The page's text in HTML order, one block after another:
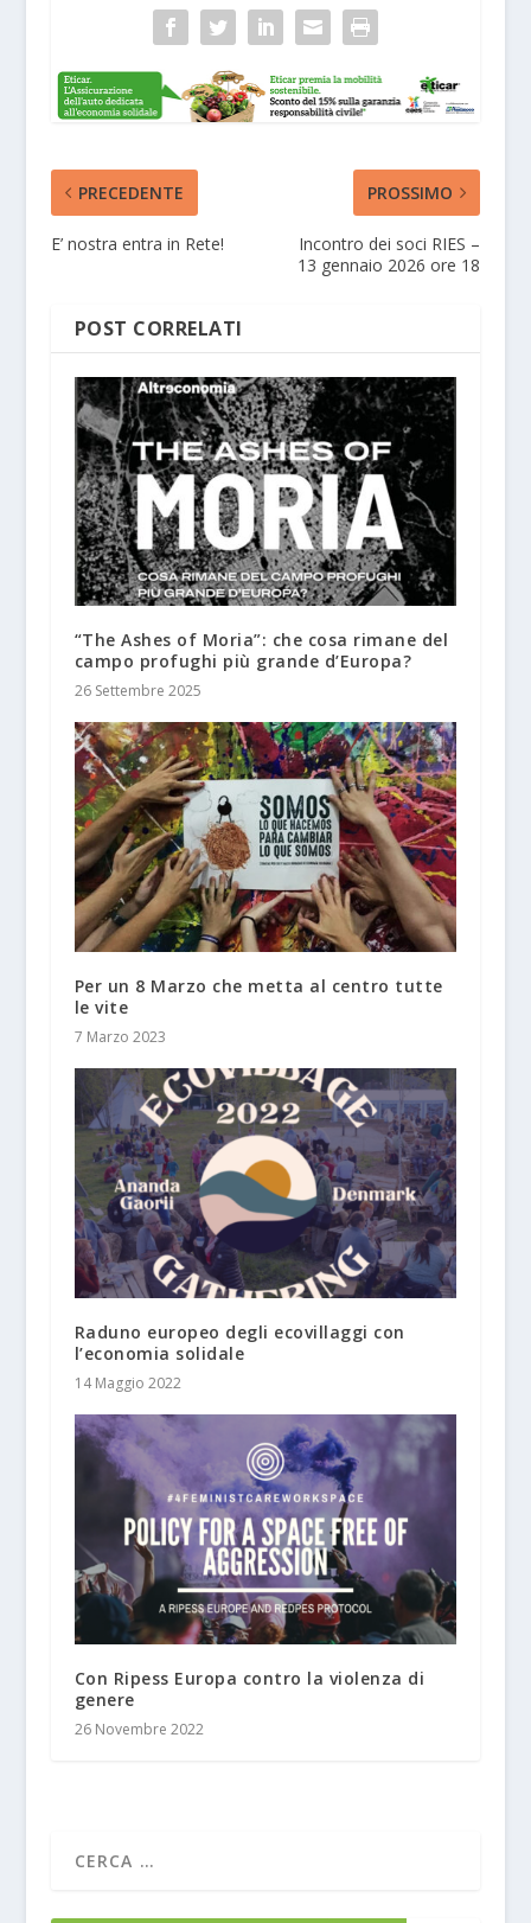
PRECEDENTE
E’ nostra entra in Rete!
PROSSIMO
Incontro dei soci RIES –
13 gennaio 2026 ore 18
POST CORRELATI
“The Ashes of Moria”: che cosa rimane del
campo profughi più grande d’Europa?
26 Settembre 2025
Per un 8 Marzo che metta al centro tutte
le vite
7 Marzo 2023
Raduno europeo degli ecovillaggi con
l’economia solidale
14 Maggio 2022
Con Ripess Europa contro la violenza di
genere
26 Novembre 2022